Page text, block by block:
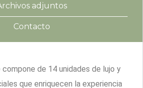
adjuntos
Contacto
compone de 14 unidades de lujo y
que enriquecen la experiencia